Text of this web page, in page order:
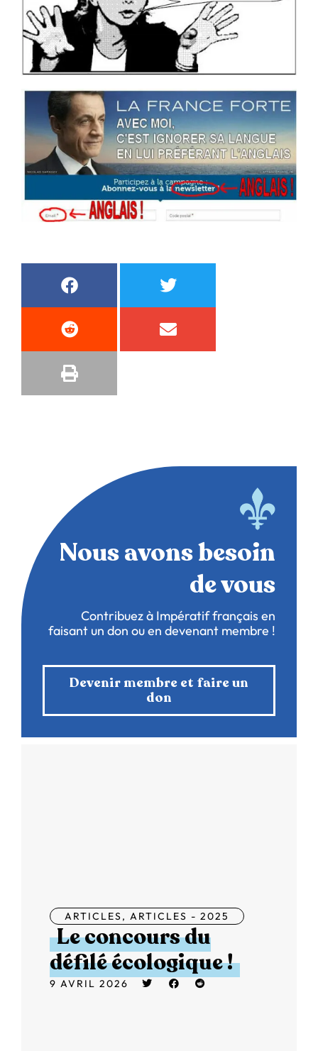
Nous avons besoin
de vous
Contribuez à Impératif français en
faisant un don ou en devenant membre !
Devenir membre et faire un
don
ARTICLES, ARTICLES - 2025
Le concours du
défilé écologique !
9 AVRIL 2026